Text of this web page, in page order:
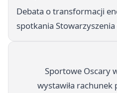
Debata o transformacji
spotkania
Sportowe Oscary
wystawiła